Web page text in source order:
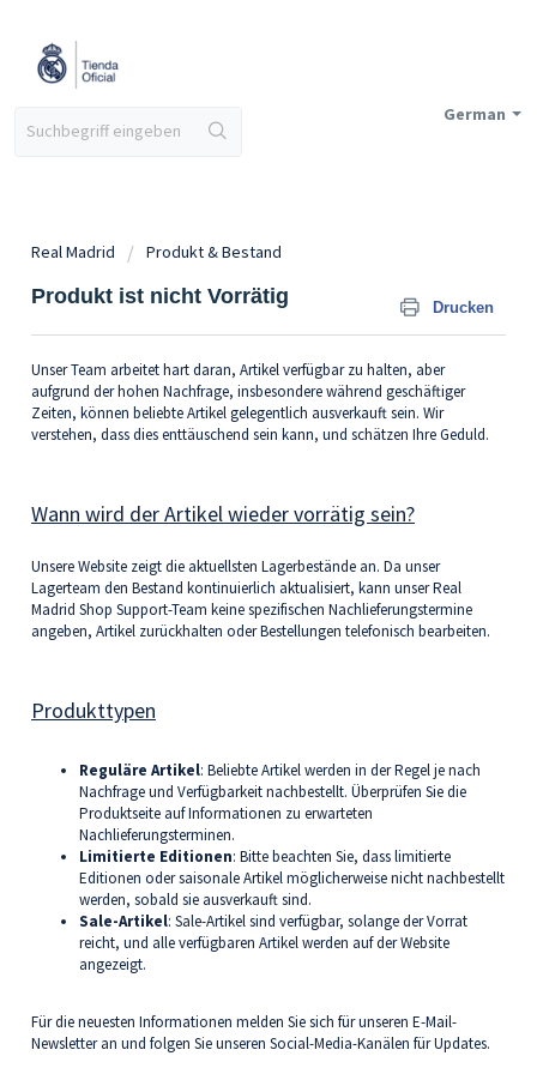
German
Real Madrid Produkt & Bestand
Produkt ist nicht Vorrätig Drucken
Unser Team arbeitet hart daran, Artikel verfügbar zu halten, aber
aufgrund der hohen Nachfrage, insbesondere während geschäftiger
Zeiten, können beliebte Artikel gelegentlich ausverkauft sein. Wir
verstehen, dass dies enttäuschend sein kann, und schätzen Ihre Geduld.
Wann wird der Artikel wieder vorrätig sein?
Unsere Website zeigt die aktuellsten Lagerbestände an. Da unser
Lagerteam den Bestand kontinuierlich aktualisiert, kann unser Real
Madrid Shop Support-Team keine spezifischen Nachlieferungstermine
angeben, Artikel zurückhalten oder Bestellungen telefonisch bearbeiten.
Produkttypen
Reguläre Artikel: Beliebte Artikel werden in der Regel je nach
Nachfrage und Verfügbarkeit nachbestellt. Überprüfen Sie die
Produktseite auf Informationen zu erwarteten
Nachlieferungsterminen.
Limitierte Editionen: Bitte beachten Sie, dass limitierte
Editionen oder saisonale Artikel möglicherweise nicht nachbestellt
werden, sobald sie ausverkauft sind.
Sale-Artikel: Sale-Artikel sind verfügbar, solange der Vorrat
reicht, und alle verfügbaren Artikel werden auf der Website
angezeigt.
Für die neuesten Informationen melden Sie sich für unseren E-Mail-
Newsletter an und folgen Sie unseren Social-Media-Kanälen für Updates.